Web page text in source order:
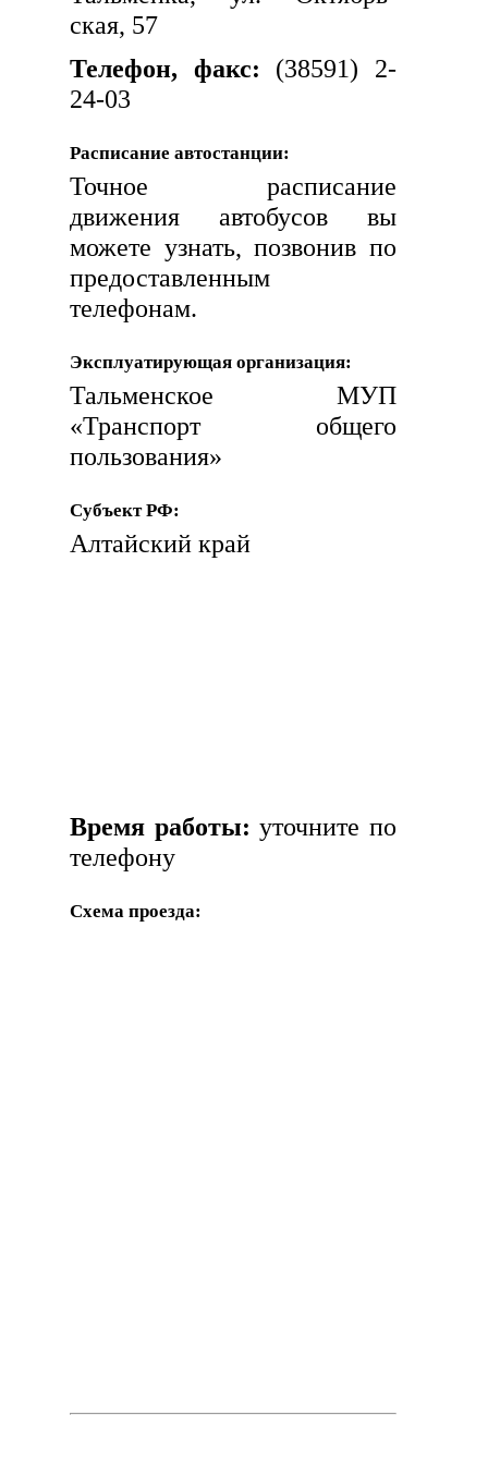
ская, 57
Телефон, факс: (38591) 2-
24-03
Расписание автостанции:
Точное расписание
движения автобусов вы
можете узнать, позвонив по
предоставленным
телефонам.
Эксплуатирующая организация:
Тальменское МУП
«Транспорт общего
пользования»
Субъект РФ:
Алтайский край
Время работы: уточните по
телефону
Схема проезда: